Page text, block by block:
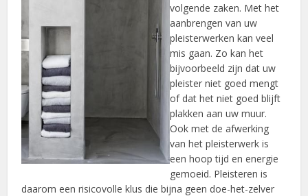
volgende zaken. Met het
aanbrengen van uw
pleisterwerken kan veel
mis gaan. Zo kan het
bijvoorbeeld zijn dat uw
pleister niet goed mengt
of dat het niet goed blijft
plakken aan uw muur.
Ook met de afwerking
van het pleisterwerk is
een hoop tijd en energie
gemoeid. Pleisteren is
daarom een risicovolle klus die bijna geen doe-het-zelver